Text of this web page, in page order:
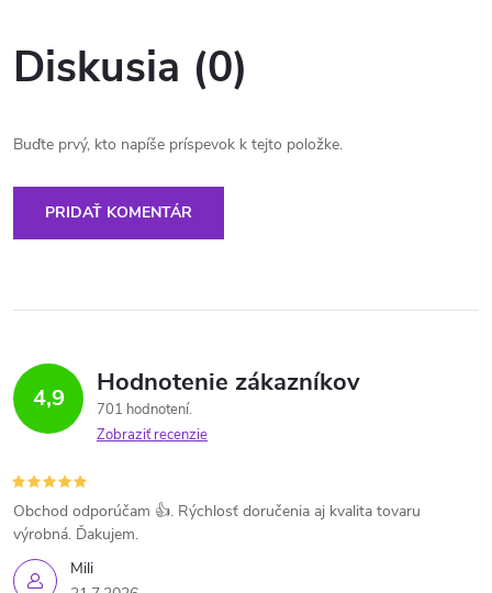
Diskusia (0)
Buďte prvý, kto napíše príspevok k tejto položke.
PRIDAŤ KOMENTÁR
4,9 Hodnotenie zákazníkov
701 hodnotení
Zobraziť recenzie
Mili
Obchod odporúčam 👍. Rýchlosť doručenia aj kvalita tovaru
výrobná. Ďakujem.